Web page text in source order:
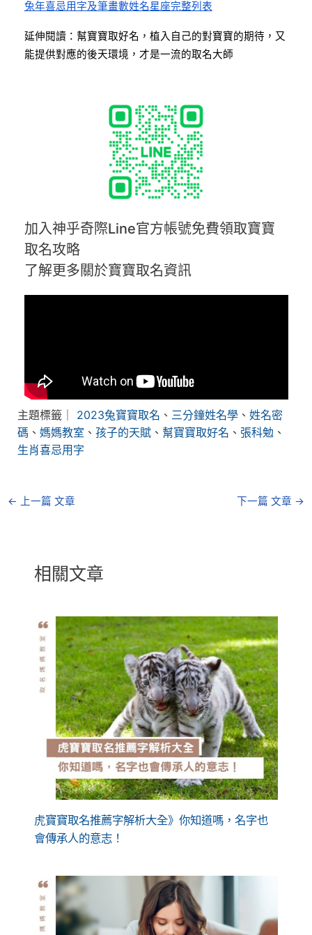
兔年喜忌用字及筆畫數姓名星座完整列表
延伸閱讀：幫寶寶取好名，植入自己的對寶寶的期待，又
能提供對應的後天環境，才是一流的取名大師
加入神乎奇際Line官方帳號免費領取寶寶
取名攻略
了解更多關於寶寶取名資訊
主題標籤｜ 2023兔寶寶取名 、 三分鐘姓名學、 姓名密
碼 、 媽媽教室 、 孩子的天賦、 幫寶寶取好名 、 張科勉 、
生肖喜忌用字
← 上一篇 文章 下一篇 文章 →
相關文章
虎寶寶取名推薦字解析大全》你知道嗎，名字也
會傳承人的意志！